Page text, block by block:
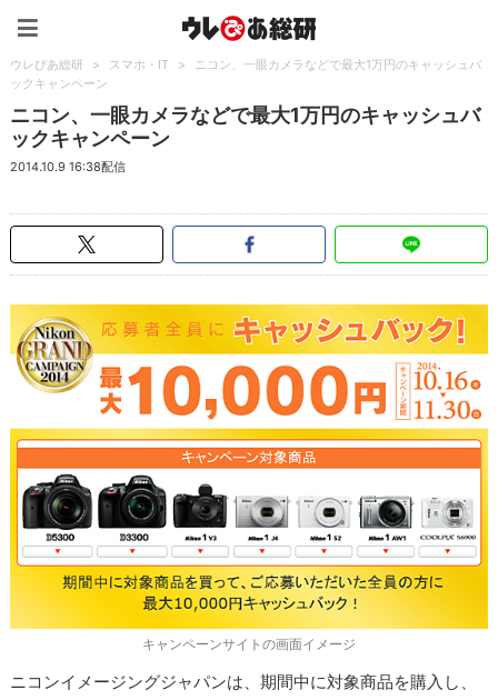
ウレぴあ総研 > スマホ・IT >
ニコン、一眼カメラなどで最大1万円のキャッシュバ
ックキャンペーン
ニコン、一眼カメラなどで最大1万円のキャッシュバ
ックキャンペーン
2014.10.9 16:38配信
キャンペーンサイトの画面イメージ
ニコンイメージングジャパンは、期間中に対象商品を購入し、